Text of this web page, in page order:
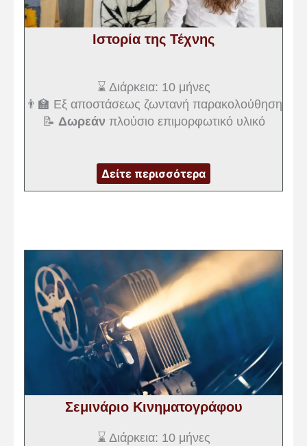
Ιστορία της Τέχνης
⌛ Διάρκεια: 10 μήνες
👨‍🏫 Εξ αποστάσεως ζωντανή παρακολούθηση
📝 Δωρεάν πλούσιο επιμορφωτικό υλικό
Δείτε περισσότερα
Σεμινάριο Κινηματογράφου
⌛ Διάρκεια: 10 μήνες